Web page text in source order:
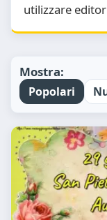
utilizzare
Mostra:
Popolari